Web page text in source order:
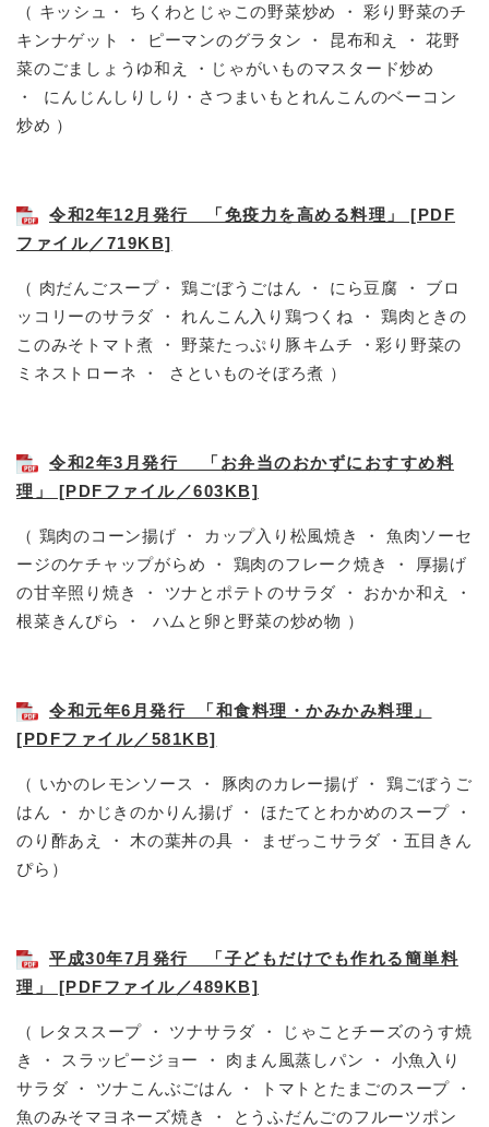
（ キッシュ・ ちくわとじゃこの野菜炒め ・ 彩り野菜のチ
キンナゲット ・ ピーマンのグラタン ・ 昆布和え ・ 花野
菜のごましょうゆ和え ・じゃがいものマスタード炒め
・ にんじんしりしり・さつまいもとれんこんのベーコン
炒め ）
令和2年12月発行 「免疫力を高める料理」 [PDF
ファイル／719KB]
（ 肉だんごスープ・ 鶏ごぼうごはん ・ にら豆腐 ・ ブロ
ッコリーのサラダ ・ れんこん入り鶏つくね ・ 鶏肉ときの
このみそトマト煮 ・ 野菜たっぷり豚キムチ ・彩り野菜の
ミネストローネ ・ さといものそぼろ煮 ）
令和2年3月発行 「お弁当のおかずにおすすめ料
理」 [PDFファイル／603KB]
（ 鶏肉のコーン揚げ ・ カップ入り松風焼き ・ 魚肉ソーセ
ージのケチャップがらめ ・ 鶏肉のフレーク焼き ・ 厚揚げ
の甘辛照り焼き ・ ツナとポテトのサラダ ・ おかか和え ・
根菜きんぴら ・ ハムと卵と野菜の炒め物 ）
令和元年6月発行 「和食料理・かみかみ料理」
[PDFファイル／581KB]
（ いかのレモンソース ・ 豚肉のカレー揚げ ・ 鶏ごぼうご
はん ・ かじきのかりん揚げ ・ ほたてとわかめのスープ ・
のり酢あえ ・ 木の葉丼の具 ・ まぜっこサラダ ・五目きん
ぴら）
平成30年7月発行 「子どもだけでも作れる簡単料
理」 [PDFファイル／489KB]
（ レタススープ ・ ツナサラダ ・ じゃことチーズのうす焼
き ・ スラッピージョー ・ 肉まん風蒸しパン ・ 小魚入り
サラダ ・ ツナこんぶごはん ・ トマトとたまごのスープ ・
魚のみそマヨネーズ焼き ・ とうふだんごのフルーツポン